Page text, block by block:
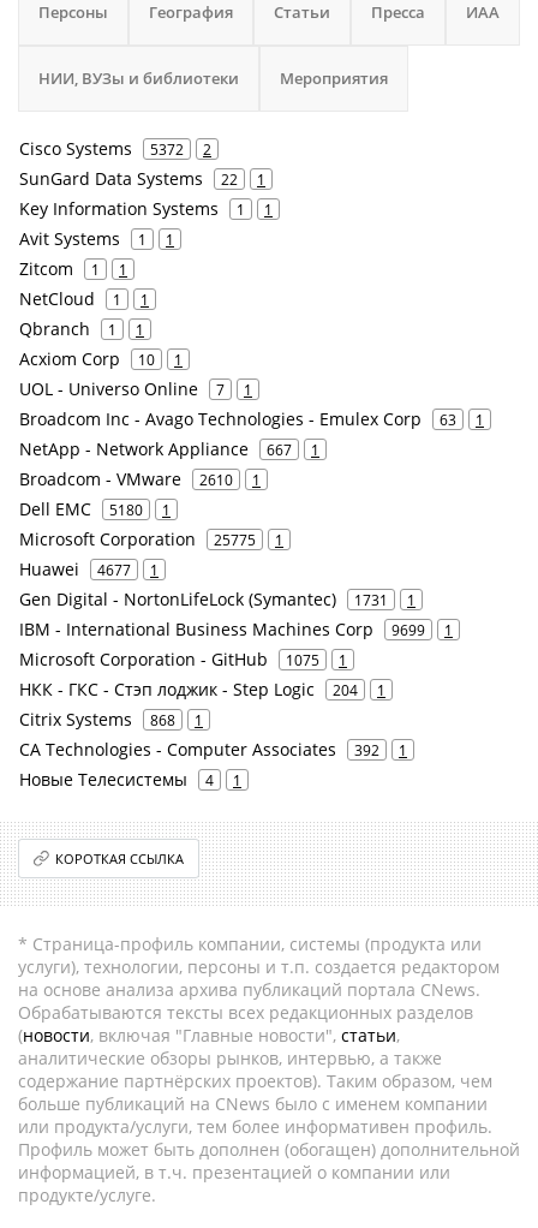
Персоны География Статьи Пресса ИАА
НИИ, ВУЗы и библиотеки Мероприятия
Cisco Systems 5372 2
SunGard Data Systems 22 1
Key Information Systems 1 1
Avit Systems 1 1
Zitcom 1 1
NetCloud 1 1
Qbranch 1 1
Acxiom Corp 10 1
UOL - Universo Online 7 1
Broadcom Inc - Avago Technologies - Emulex Corp 63 1
NetApp - Network Appliance 667 1
Broadcom - VMware 2610 1
Dell EMC 5180 1
Microsoft Corporation 25775 1
Huawei 4677 1
Gen Digital - NortonLifeLock (Symantec) 1731 1
IBM - International Business Machines Corp 9699 1
Microsoft Corporation - GitHub 1075 1
НКК - ГКС - Стэп лоджик - Step Logic 204 1
Citrix Systems 868 1
CA Technologies - Computer Associates 392 1
Новые Телесистемы 4 1
КОРОТКАЯ ССЫЛКА
* Страница-профиль компании, системы (продукта или
услуги), технологии, персоны и т.п. создается редактором
на основе анализа архива публикаций портала CNews.
Обрабатываются тексты всех редакционных разделов
(новости, включая "Главные новости", статьи,
аналитические обзоры рынков, интервью, а также
содержание партнёрских проектов). Таким образом, чем
больше публикаций на CNews было с именем компании
или продукта/услуги, тем более информативен профиль.
Профиль может быть дополнен (обогащен) дополнительной
информацией, в т.ч. презентацией о компании или
продукте/услуге.